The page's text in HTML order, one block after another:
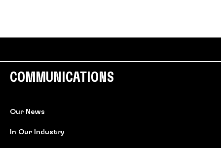
COMMUNICATIONS
Our News
In Our Industry